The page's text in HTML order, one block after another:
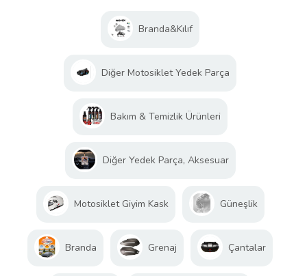
Branda&Kılıf
Diğer Motosiklet Yedek Parça
Bakım & Temizlik Ürünleri
Diğer Yedek Parça, Aksesuar
Motosiklet Giyim Kask Güneşlik
Branda Grenaj Çantalar